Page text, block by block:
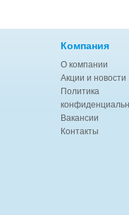
Компания
О компании
Акции и новости
Политика
Вакансии
Контакты